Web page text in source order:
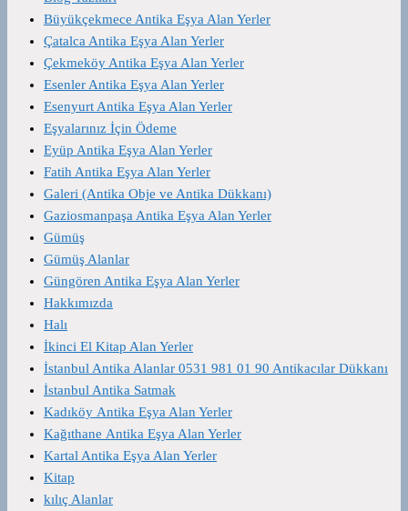
Büyükçekmece Antika Eşya Alan Yerler
Çatalca Antika Eşya Alan Yerler
Çekmeköy Antika Eşya Alan Yerler
Esenler Antika Eşya Alan Yerler
Esenyurt Antika Eşya Alan Yerler
Eşyalarınız İçin Ödeme
Eyüp Antika Eşya Alan Yerler
Fatih Antika Eşya Alan Yerler
Galeri (Antika Obje ve Antika Dükkanı)
Gaziosmanpaşa Antika Eşya Alan Yerler
Gümüş
Gümüş Alanlar
Güngören Antika Eşya Alan Yerler
Hakkımızda
Halı
İkinci El Kitap Alan Yerler
İstanbul Antika Alanlar 0531 981 01 90 Antikacılar Dükkanı
İstanbul Antika Satmak
Kadıköy Antika Eşya Alan Yerler
Kağıthane Antika Eşya Alan Yerler
Kartal Antika Eşya Alan Yerler
Kitap
kılıç Alanlar